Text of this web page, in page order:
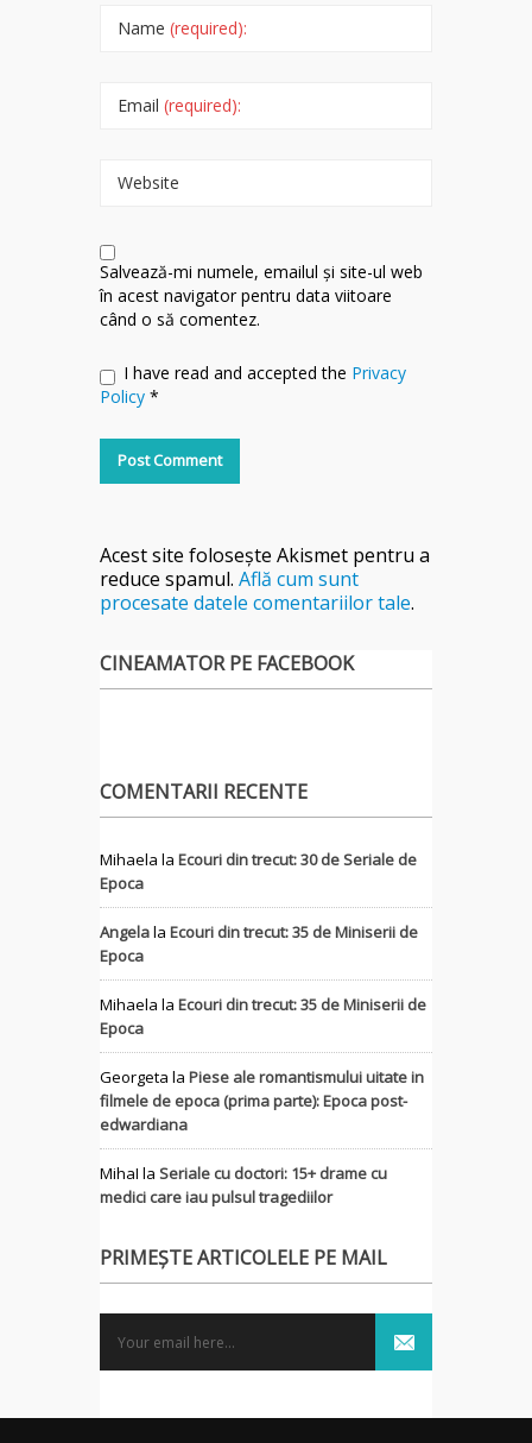
Name (required):
Email (required):
Website
Salvează-mi numele, emailul și site-ul web
în acest navigator pentru data viitoare
când o să comentez.
I have read and accepted the Privacy
Policy *
Acest site folosește Akismet pentru a
reduce spamul. Află cum sunt
procesate datele comentariilor tale.
CINEAMATOR PE FACEBOOK
COMENTARII RECENTE
Mihaela la Ecouri din trecut: 30 de Seriale de
Epoca
Angelala Ecouri din trecut: 35 de Miniserii de
Epoca
Mihaela la Ecouri din trecut: 35 de Miniserii de
Epoca
Georgeta la Piese ale romantismului uitate in
filmele de epoca (prima parte): Epoca post-
edwardiana
MihaI la Seriale cu doctori: 15+ drame cu
medici care iau pulsul tragediilor
PRIMEȘTE ARTICOLELE PE MAIL